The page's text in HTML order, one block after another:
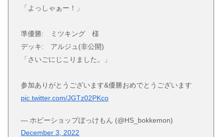
「よっしゃぁー！」
準優勝: ミツキング 様
デッキ: アルジュ(非公開)
「さいごにじこりました。」
参加ありがとうございます&優勝おめでとうございます
pic.twitter.com/JGTz02PKco
— ホビーショップぼっけもん (@HS_bokkemon)
December 3, 2022